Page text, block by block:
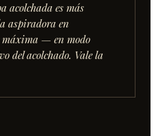
acolchada es más
aspiradora en
máxima — en modo
del acolchado. Vale la